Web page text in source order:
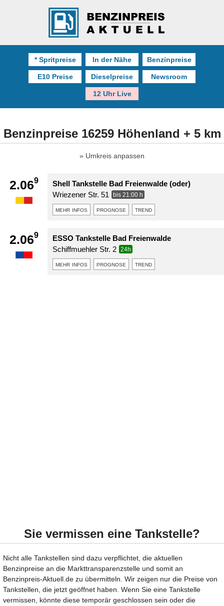
* Spritpreise In der Nähe Benzinpreise
E10 Preise Dieselpreise Newsroom
12 Uhr Live
Benzinpreise 16259 Höhenland + 5 km
Umkreis anpassen
2.069
Shell Tankstelle Bad Freienwalde (oder)
Wriezener Str. 51
bis 21:00 h
mehr infos prognose trend
2.069
ESSO Tankstelle Bad Freienwalde
Schiffmuehler Str. 2
24h
mehr infos prognose trend
Sie vermissen eine Tankstelle?
Nicht alle Tankstellen sind dazu verpflichtet, die aktuellen
Benzinpreise an die Markttransparenzstelle und somit an
Benzinpreis-Aktuell.de zu übermitteln. Wir zeigen nur die Preise von
Tankstellen, die jetzt geöffnet haben. Wenn Sie eine Tankstelle
vermissen, könnte diese temporär geschlossen sein oder die